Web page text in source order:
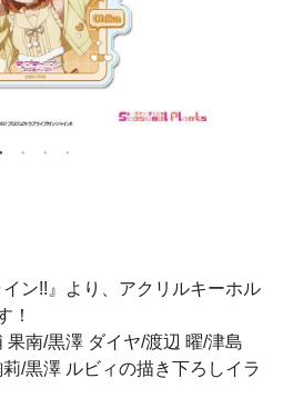
イン!!』より、アクリルキーホル
！
南/黒澤 ダイヤ/渡辺 曜/津島
/黒澤 ルビィの描き下ろしイラ